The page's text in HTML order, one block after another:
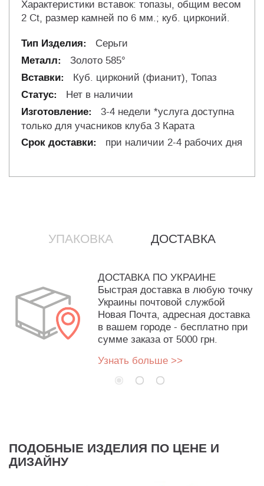
Характеристики вставок: топазы, общим весом
2 Ct, размер камней по 6 мм.; куб. цирконий.
Серьги
Золото 585°
Куб. цирконий (фианит), Топаз
Нет в наличии
3-4 недели *услуга доступна
только для учасников клуба 3 Карата
при наличии 2-4 рабочих дня
УПАКОВКА ДОСТАВКА
ДОСТАВКА ПО УКРАИНЕ
Быстрая доставка в любую точку
Украины почтовой службой
Новая Почта, адресная доставка
в вашем городе - бесплатно при
сумме заказа от 5000 грн.
Узнать больше >>
ПОДОБНЫЕ ИЗДЕЛИЯ ПО ЦЕНЕ И
ДИЗАЙНУ